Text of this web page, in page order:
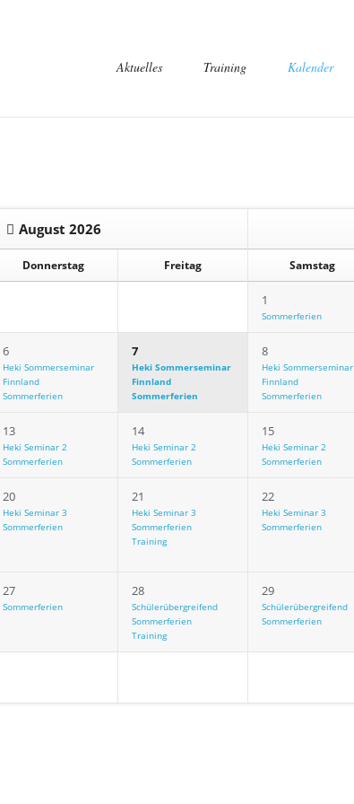
NavigationAktuelles Training Kalender
August 2026
Donnerstag Freitag Samstag
1
Sommerferien
6
Heki Sommerseminar
Finnland
Sommerferien
7
Heki Sommerseminar
Finnland
Sommerferien
8
Heki Sommerseminar
Finnland
Sommerferien
13
Heki Seminar 2
Sommerferien
14
Heki Seminar 2
Sommerferien
15
Heki Seminar 2
Sommerferien
20
Heki Seminar 3
Sommerferien
21
Heki Seminar 3
Sommerferien
Training
22
Heki Seminar 3
Sommerferien
27
Sommerferien
28
Schülerübergreifend
Sommerferien
Training
29
Schülerübergreifend
Sommerferien